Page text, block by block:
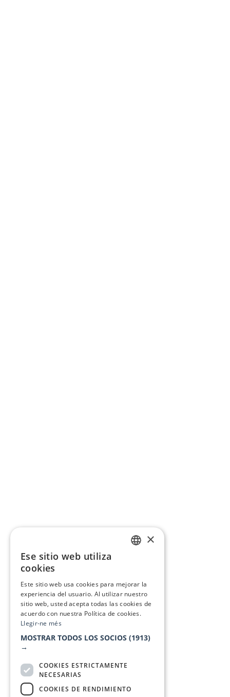
×
Ese sitio web utiliza
cookies
Este sitio web usa cookies para mejorar la
experiencia del usuario. Al utilizar nuestro
sitio web, usted acepta todas las cookies de
acuerdo con nuestra Política de cookies.
Llegir-ne més
MOSTRAR TODOS LOS SOCIOS (1913)
→
COOKIES ESTRICTAMENTE
NECESARIAS
COOKIES DE RENDIMIENTO